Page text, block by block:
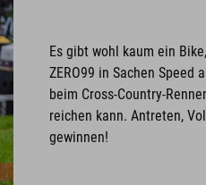
Es gibt wohl kaum ein
ZERO99 in Sachen Speed
beim Cross-Country-
reichen kann. Antreten,
gewinnen!